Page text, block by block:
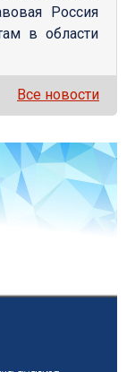
Россия
в области
Все новости